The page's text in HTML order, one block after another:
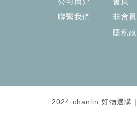
聯繫我們
非會員
隱私
2024 chanlin 好物選購